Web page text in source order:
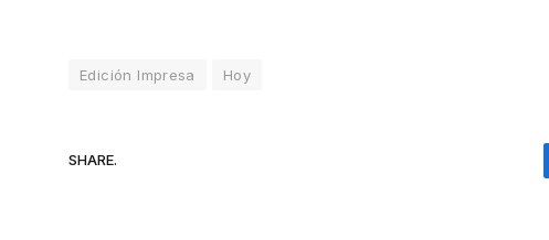
Edición Impresa Hoy
SHARE.